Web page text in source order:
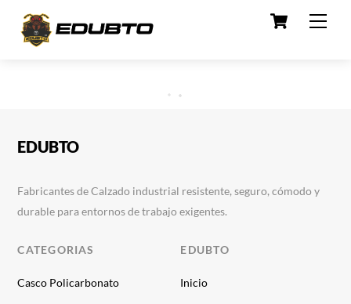
content
Cart
EDUBTO
Fabricantes de Calzado industrial resistente, seguro, cómodo y
durable para entornos de trabajo exigentes.
CATEGORIAS
Casco Policarbonato
EDUBTO
Inicio